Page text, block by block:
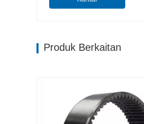
Produk Berkaitan